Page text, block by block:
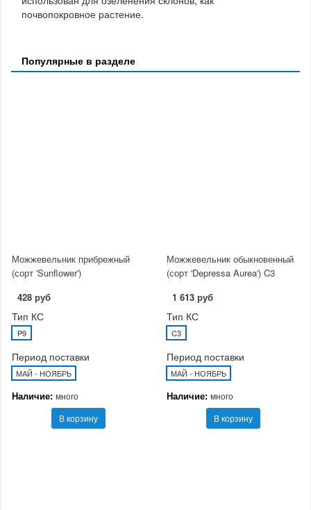
почвопокровное растение.
Популярные в разделе
Можжевельник прибрежный
(сорт 'Sunflower')
428 руб
Тип КС
P9
Период поставки
МАЙ - НОЯБРЬ
Наличие: много
В корзину
Можжевельник обыкновенный
(сорт 'Depressa Aurea') C3
1 613 руб
Тип КС
C3
Период поставки
МАЙ - НОЯБРЬ
Наличие: много
В корзину